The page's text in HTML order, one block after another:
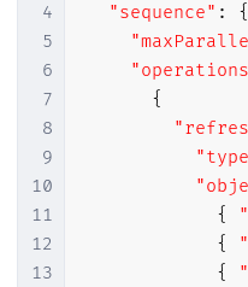
4
5
6
7
8
9
10
11
12
13
"sequence" :
{
{
{
{
{